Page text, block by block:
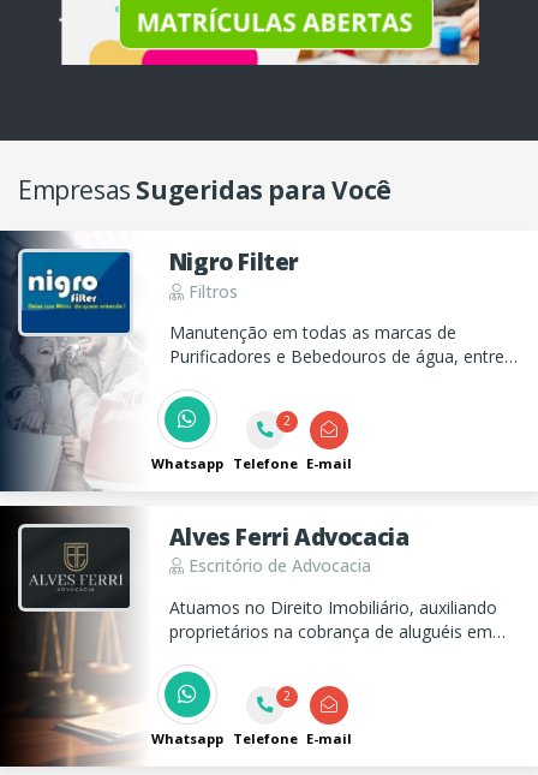
Empresas Sugeridas para Você
Nigro Filter
Filtros
Manutenção em todas as marcas de
Purificadores e Bebedouros de água, entre
de peças e elementos filtrantes.
Whatsapp
2
Telefone E-mail
Alves Ferri Advocacia
Escritório de Advocacia
Atuamos no Direito Imobiliário, auxiliando
proprietários na cobrança de aluguéis em
oferecemos assessoria jurídica empresarial
e defesa contra negativas de procedimentos
médicos por planos de saúde.
Whatsapp
2
Telefone E-mail